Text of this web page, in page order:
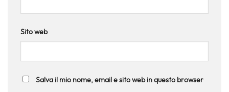
Sito web
Salva il mio nome, email e sito web in questo browser